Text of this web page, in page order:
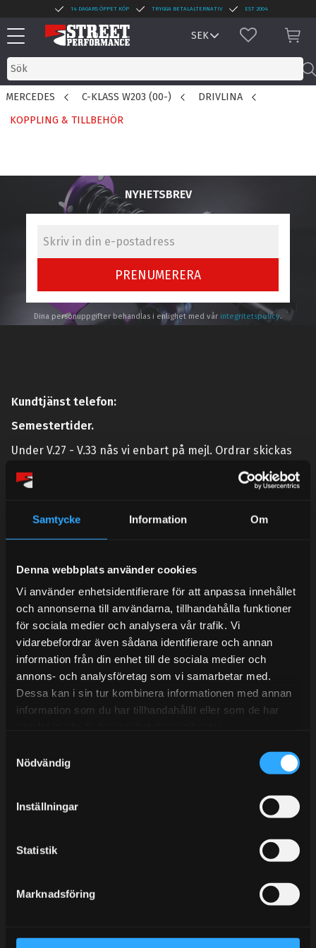
Samtycke Information Om
Denna webbplats använder cookies
Vi använder enhetsidentifierare för att anpassa innehållet
och annonserna till användarna, tillhandahålla funktioner
för sociala medier och analysera vår trafik. Vi
vidarebefordrar även sådana identifierare och annan
information från din enhet till de sociala medier och
annons- och analysföretag som vi samarbetar med.
Dessa kan i sin tur kombinera informationen med annan
information som du har tillhandahållit eller som de har
Nödvändig
Inställningar
Statistik
Marknadsföring
Meny
14 DAGARS ÖPPET KÖP TRYGGA BETALALTERNATIV EST 2004
FAVORITER
MERCEDES C-KLASS W203 (00-)
DRIVLINA
KOPPLING & TILLBEHÖR
NYHETSBREV
PRENUMERERA
Dina personuppgifter behandlas i enlighet med vår integritetspolicy.
Kundtjänst telefon:
Semestertider.
Under V.27 - V.33 nås vi enbart på mejl. Ordrar skickas
under sommaren men med viss fördröjning. 2/7 -9/7 är
det helt stängt.
E-post:info@streetperformance.se
BLOGG
KUNSKAPSCENTER
KUNDTJÄNST